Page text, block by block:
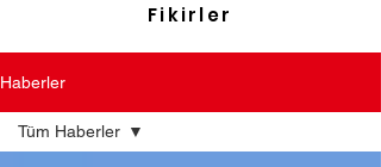
Fikirler
Haberler
Tüm Haberler